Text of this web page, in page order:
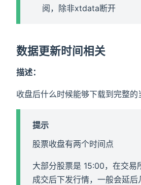
阅，除非xtdata断开
数据更新时间相关
描述：
收盘后什么时候能够下载到完整的
提示
股票收盘有两个时间点
大部分股票是 15:00，在交易
成交后下发行情，一般会延后